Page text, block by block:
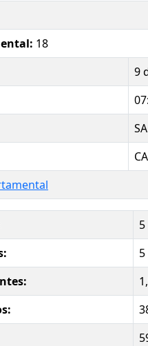
18
9
5
5